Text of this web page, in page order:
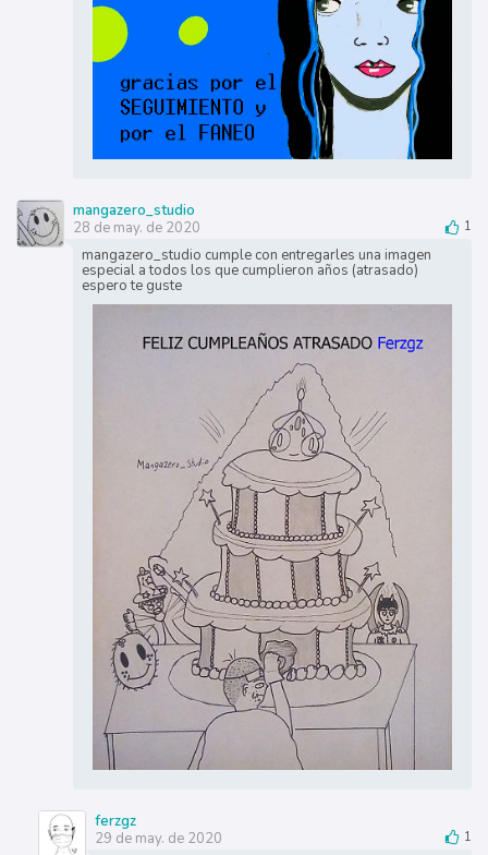
mangazero_studio
28 de may. de 2020
1
mangazero_studio cumple con entregarles una imagen
especial a todos los que cumplieron años (atrasado)
espero te guste
ferzgz
29 de may. de 2020
1